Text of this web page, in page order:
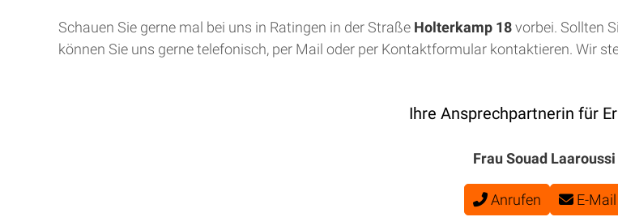
Schauen Sie gerne mal bei uns in Ratingen in der Straße Holterkamp 18vorbei. Sollten
können Sie uns gerne telefonisch, per Mail oder per Kontaktformular kontaktieren. Wir
Ihre Ansprechpartnerin für
Frau Souad Laaroussi
Anrufen E-Mail